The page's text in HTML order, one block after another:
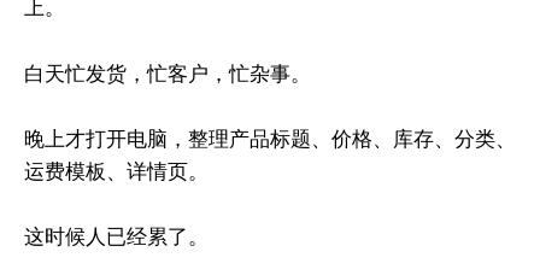
上。
白天忙发货，忙客户，忙杂事。
晚上才打开电脑，整理产品标题、价格、库存、分类、
运费模板、详情页。
这时候人已经累了。